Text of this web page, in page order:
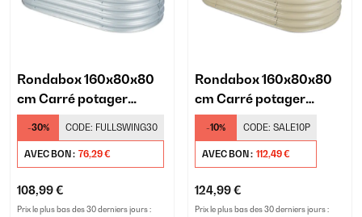
Rondabox 160x80x80
cm Carré potager
Argent
-30% CODE: FULLSWING30
AVEC BON : 76,29 €
108,99 €
Prix le plus bas des 30 derniers jours :
Rondabox 160x80x80
cm Carré potager
Crème
-10% CODE: SALE10P
AVEC BON : 112,49 €
124,99 €
Prix le plus bas des 30 derniers jours :